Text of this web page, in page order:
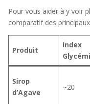
Pour vous aider à y voir
comparatif des
Produit
Index
Sirop
d’Agave
~20